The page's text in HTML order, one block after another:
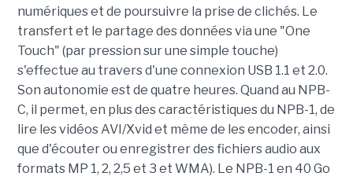
numériques et de poursuivre la prise de clichés. Le
transfert et le partage des données via une "One
Touch" (par pression sur une simple touche)
s'effectue au travers d'une connexion USB 1.1 et 2.0.
Son autonomie est de quatre heures. Quand au NPB-
C, il permet, en plus des caractéristiques du NPB-1, de
lire les vidéos AVI/Xvid et même de les encoder, ainsi
que d'écouter ou enregistrer des fichiers audio aux
formats MP 1, 2, 2,5 et 3 et WMA). Le NPB-1 en 40 Go